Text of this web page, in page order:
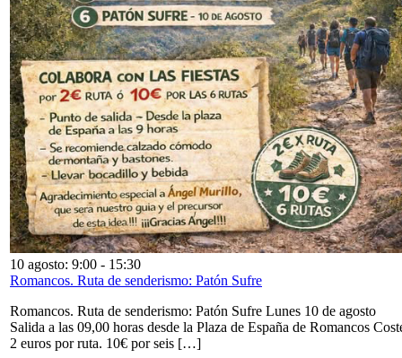
10 agosto: 9:00 - 15:30
Romancos. Ruta de senderismo: Patón Sufre
Romancos. Ruta de senderismo: Patón Sufre Lunes 10 de agosto
Salida a las 09,00 horas desde la Plaza de España de Romancos
2 euros por ruta. 10€ por seis […]